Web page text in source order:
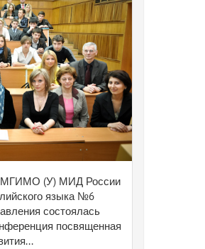
МГИМО (У) МИД России
языка №6
состоялась
посвященная